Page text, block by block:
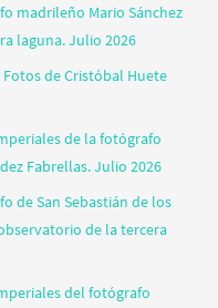
madrileño Mario Sánchez
laguna. Julio 2026
de Cristóbal Huete
de la fotógrafo
Fabrellas. Julio 2026
de San Sebastián de los
de la tercera
del fotógrafo